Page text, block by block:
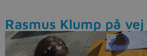
Rasmus Klump på